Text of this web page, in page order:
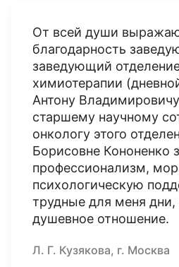
От всей души
благодарность
заведующий
химиотерапии
Антону
старшему научному
онкологу этого
Борисовне Кононенко
профессионализм,
психологическую
трудные для меня дни,
душевное отношение.
Л. Г. Кузякова, г. Москва